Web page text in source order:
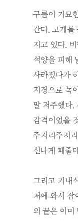
구름이 기묘
간다. 고개를
지고 있다.
석양을 피해
사라졌다가
지경으로 녹
말 저주했다.
감격이었을
주저리주저
신나게 패줄
그리고 기내
처에 와서 잠
의 끝은 이미